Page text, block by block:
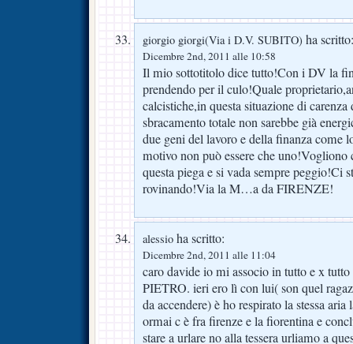
giorgio giorgi(Via i D.V. SUBITO) ha scritto:
Dicembre 2nd, 2011 alle 10:58
Il mio sottotitolo dice tutto!Con i DV la
prendendo per il culo!Quale
calcistiche,in questa situazione di
sbracamento totale non sarebbe già
due geni del lavoro e della finanza come
motivo non può essere che uno!Vogliono
questa piega e si vada sempre peggio!Ci
rovinando!Via la M…a da FIRENZE!
alessio ha scritto:
Dicembre 2nd, 2011 alle 11:04
caro davide io mi associo in tutto e x
PIETRO. ieri ero lì con lui( son quel
da accendere) è ho respirato la stessa aria
ormai c è fra firenze e la fiorentina e
stare a urlare no alla tessera urliamo a